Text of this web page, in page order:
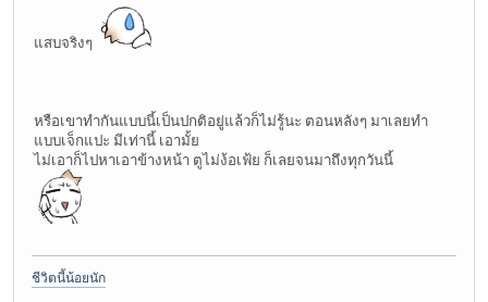
แสบจริงๆ
หรือเขาทำกันแบบนี้เป็นปกติอยู่แล้วก็ไม่รู้นะ ตอนหลังๆ มาเลยทำ
แบบเจ็กแปะ มีเท่านี้ เอามั้ย
ไม่เอาก็ไปหาเอาข้างหน้า ตูไม่ง้อเฟ้ย ก็เลยจนมาถึงทุกวันนี้
ชีวิตนี้น้อยนัก